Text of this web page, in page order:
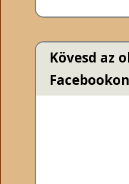
Kövesd az